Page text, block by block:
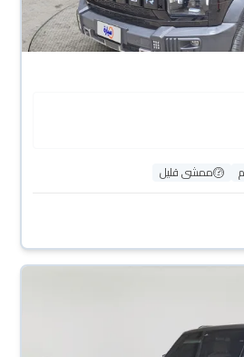
ممشى قليل